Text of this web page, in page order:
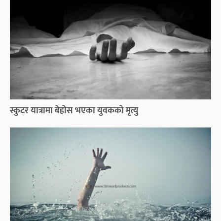
स्कुटर यात्रामा बेहोस भएका युवकको मृत्यु